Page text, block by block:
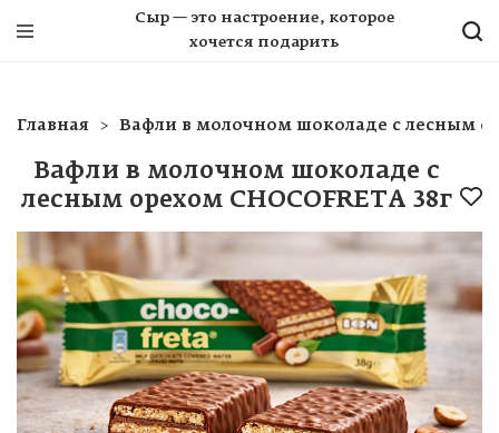
Сыр — это настроение, которое
хочется подарить
Главная Вафли в молочном шоколаде с лесным
Вафли в молочном шоколаде с
лесным орехом CHOCOFRETA 38г